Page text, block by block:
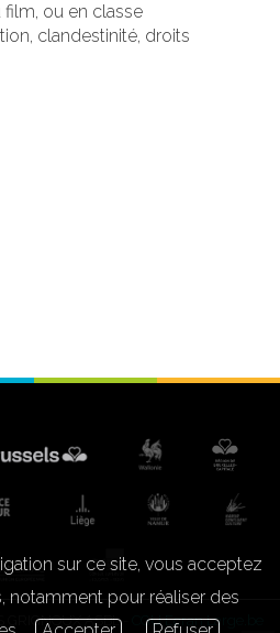
film, ou en classe
clandestinité, droits
GRIGNOUX ASBL - CGU Ecran Large.be
sur ce site, vous acceptez
notamment pour réaliser des